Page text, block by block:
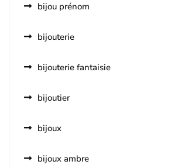
bijou prénom
bijouterie
bijouterie fantaisie
bijoutier
bijoux
bijoux ambre